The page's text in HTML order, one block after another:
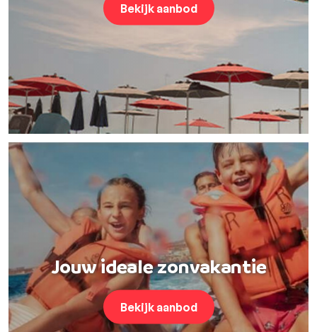
Bekijk aanbod
Jouw ideale zonvakantie
Bekijk aanbod